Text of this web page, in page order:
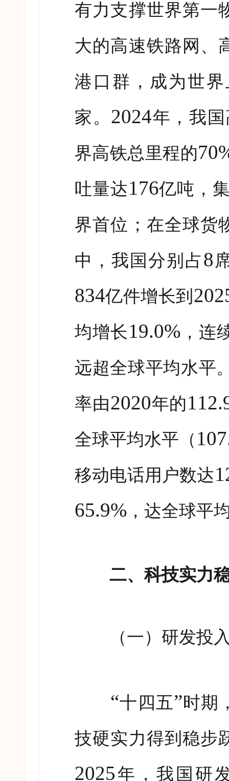
有力支撑世界第一
大的高速铁路网、
港口群，成为世
家。 2024年，我
界高铁总里程的
吐量达176亿吨，
界首位；在全球货
中，我国分别占8
834亿件增长到
均增长19.0% ，连
远超全球平均水平
率由2020年的
全球平均水平（
移动电话用户数达
65.9% ，达全球平
二、科技实力稳
（一）研发投入
“十四五”时期
技硬实力得到稳步
2025年，我国研